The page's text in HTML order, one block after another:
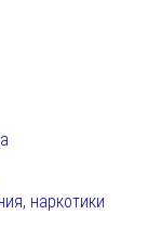
наркотики